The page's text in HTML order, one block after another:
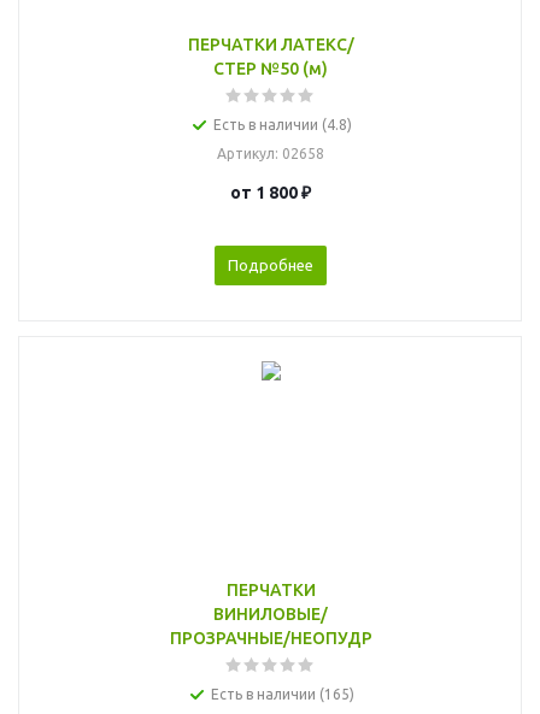
ПЕРЧАТКИ ЛАТЕКС/
СТЕР №50 (м)
Есть в наличии (4.8)
Артикул: 02658
от 1 800 ₽
Подробнее
ПЕРЧАТКИ
ВИНИЛОВЫЕ/
ПРОЗРАЧНЫЕ/НЕОПУДР
Есть в наличии (165)